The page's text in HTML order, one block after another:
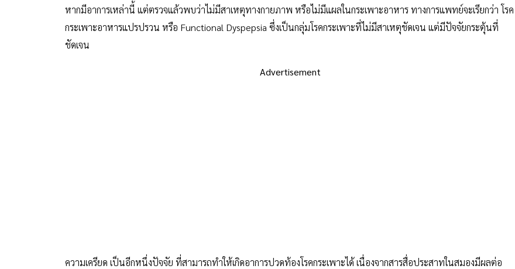
หากมีอาการเหล่านี้ แต่ตรวจแล้วพบว่าไม่มีสาเหตุทางกายภาพ หรือไม่มีแผลในกระเพาะอาหาร ทางการแพทย์จะเรียกว่า โรค
กระเพาะอาหารแปรปรวน หรือ Functional Dyspepsia ซึ่งเป็นกลุ่มโรคกระเพาะที่ไม่มีสาเหตุชัดเจน แต่มีปัจจัยกระตุ้นที่
ชัดเจน
Advertisement
ความเครียด เป็นอีกหนึ่งปัจจัย ที่สามารถทำให้เกิดอาการปวดท้องโรคกระเพาะได้ เนื่องจากสารสื่อประสาทในสมองมีผลต่อ